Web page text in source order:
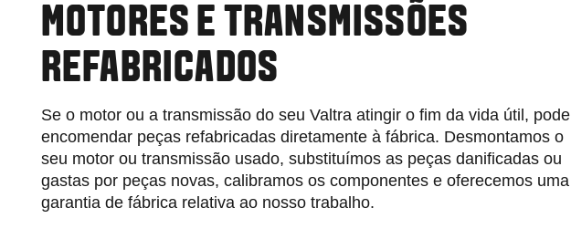
MOTORES E TRANSMISSÕES
REFABRICADOS
Se o motor ou a transmissão do seu Valtra atingir o fim da vida útil, pode
encomendar peças refabricadas diretamente à fábrica. Desmontamos o
seu motor ou transmissão usado, substituímos as peças danificadas ou
gastas por peças novas, calibramos os componentes e oferecemos uma
garantia de fábrica relativa ao nosso trabalho.